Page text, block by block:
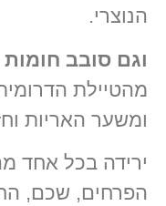
הנוצרי.
וגם סובב חומות 360
מהטיילת
ומשער האריות
ירידה בכל אחד
הפרחים, שכם,